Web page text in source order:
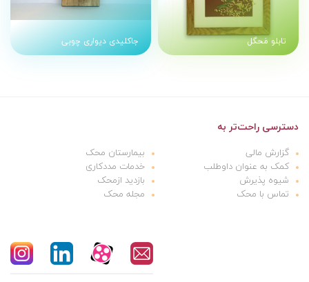
تابلو مَحگل جاکلیدی دیواری چوبی
دسترسی راحت‌تر به
گزارش مالی
بیمارستان محک
کمک به عنوان داوطلب
خدمات مددکاری
شیوه پذیرش
بازدید ازمحک
تماس با محک
مجله محک